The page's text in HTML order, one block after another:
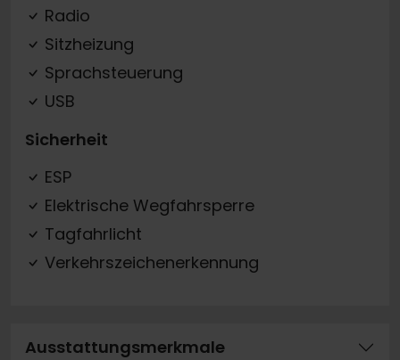
Radio
Sitzheizung
Sprachsteuerung
USB
Sicherheit
ESP
Elektrische Wegfahrsperre
Tagfahrlicht
Verkehrszeichenerkennung
Ausstattungsmerkmale